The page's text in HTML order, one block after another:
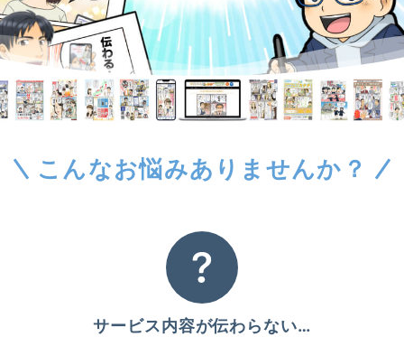
こんなお悩みありませんか？
サービス内容が伝わらない…